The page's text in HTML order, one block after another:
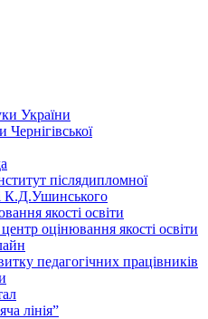
України
Чернігівської
післядипломної
К.Д.Ушинського
якості освіти
оцінювання якості освіти
педагогічних працівників
лінія”